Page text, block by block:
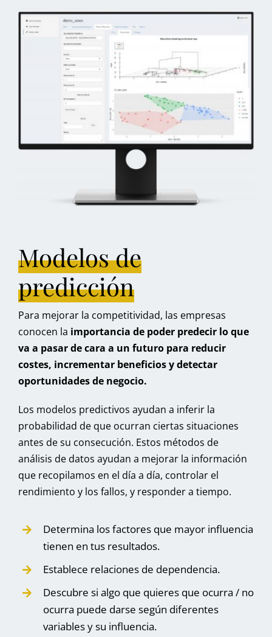
Modelos de
predicción
Para mejorar la competitividad, las empresas
conocen la importancia de poder predecir lo que
va a pasar de cara a un futuro para reducir
costes, incrementar beneficios y detectar
oportunidades de negocio.
Los modelos predictivos ayudan a inferir la
probabilidad de que ocurran ciertas situaciones
antes de su consecución. Estos métodos de
análisis de datos ayudan a mejorar la información
que recopilamos en el día a día, controlar el
rendimiento y los fallos, y responder a tiempo.
Determina los factores que mayor influencia
tienen en tus resultados.
Establece relaciones de dependencia.
Descubre si algo que quieres que ocurra / no
ocurra puede darse según diferentes
variables y su influencia.